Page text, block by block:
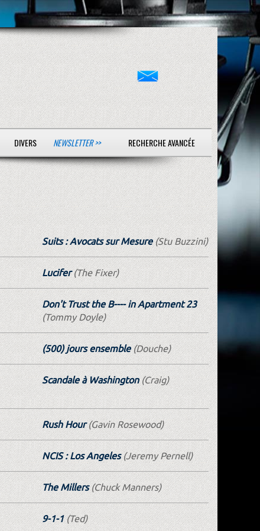
DIVERS NEWSLETTER >> RECHERCHE AVANCÉE
Suits : Avocats sur Mesure(Stu Buzzini)
Lucifer(The Fixer)
Don't Trust the B---- in Apartment 23
(Tommy Doyle)
(500) jours ensemble(Douche)
Scandale à Washington(Craig)
Rush Hour(Gavin Rosewood)
NCIS : Los Angeles(Jeremy Pernell)
The Millers(Chuck Manners)
9-1-1(Ted)